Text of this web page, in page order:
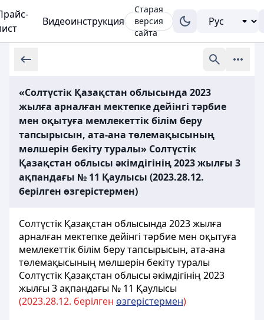
Видеоинструкция
Старая
версия
сайта
«Солтүстік Қазақстан облысында 2023
жылға арналған мектепке дейінгі тәрбие
мен оқытуға мемлекеттік білім беру
тапсырысын, ата-ана төлемақысының
мөлшерін бекіту туралы» Солтүстік
Қазақстан облысы әкімдігінің 2023 жылғы 3
ақпандағы № 11 Қаулысы (2023.28.12.
берілген өзгерістермен)
Солтүстік Қазақстан облысында 2023 жылға
арналған мектепке дейінгі тәрбие мен оқытуға
мемлекеттік білім беру тапсырысын, ата-ана
төлемақысының мөлшерін бекіту туралы
Солтүстік Қазақстан облысы әкімдігінің 2023
жылғы 3 ақпандағы № 11 Қаулысы
(2023.28.12. берілген өзгерістермен)